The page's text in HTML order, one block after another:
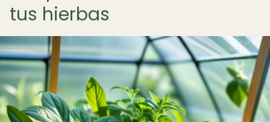
tus hierbas